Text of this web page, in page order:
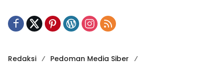
Redaksi
Pedoman Media Siber